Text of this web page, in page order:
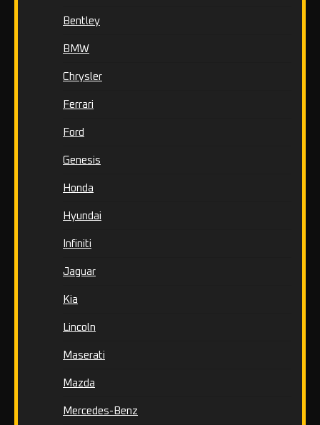
Bentley
BMW
Chrysler
Ferrari
Ford
Genesis
Honda
Hyundai
Infiniti
Jaguar
Kia
Lincoln
Maserati
Mazda
Mercedes-Benz